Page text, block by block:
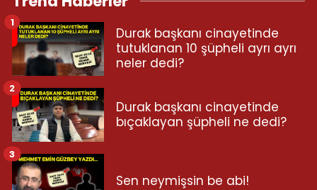
Durak başkanı cinayetinde
tutuklanan 10 şüpheli ayrı ayrı
neler dedi?
1
Durak başkanı cinayetinde
bıçaklayan şüpheli ne dedi?
2
Sen neymişsin be abi!
3